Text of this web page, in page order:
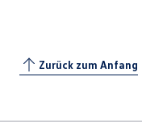
Zurück zum Anfang